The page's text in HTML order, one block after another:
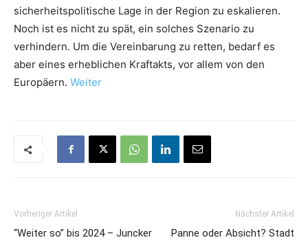
sicherheitspolitische Lage in der Region zu eskalieren.
Noch ist es nicht zu spät, ein solches Szenario zu
verhindern. Um die Vereinbarung zu retten, bedarf es
aber eines erheblichen Kraftakts, vor allem von den
Europäern. Weiter
Vorheriger Artikel
“Weiter so” bis 2024 – Juncker
Nächster Artikel
Panne oder Absicht? Stadt